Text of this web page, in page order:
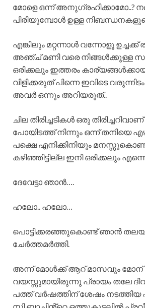
മോളെ ഒന്ന് അനുഗ്രഹിക്കാമോ..?
പിരിയുമ്പോൾ ഉള്ള
എങ്കിലും മറ്റന്നാൾ വന്നോളൂ
അഞ്ച് മണി വരെ നിങ്ങൾക്കുള്ള
ഒരിക്കലും ഇത്തരം
വിളിക്കരുത് പിന്നെ ഇവിടെ വരുന്നിടം
അവർ ഒന്നും അറിയരുത്..
ചില തിരിച്ചടികൾ ഒരു
പോയിടത്ത് നിന്നും ഒന്ന് തനിയെ
പക്ഷെ എനിക്കിനിയും
കഴിഞ്ഞിട്ടില്ല ഇനി ഒരിക്കലും
ദേവേട്ടാ ഞാൻ….
ഹലോ.. ഹലോ…
പൊട്ടിക്കരഞ്ഞുകൊണ്ട് ഞാൻ
ചേർത്തമർത്തി.
അന്ന് മോൾക്ക് ആറ് മാസവും മോന്
വയസ്സുമായിരുന്നു പ്രായം തലേ
പത്ത് വർഷത്തിന് ശേഷം